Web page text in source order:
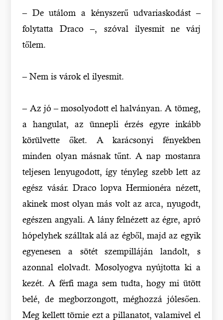
– De utálom a kényszerű udvariaskodást –
folytatta Draco –, szóval ilyesmit ne várj
tőlem.
– Nem is várok el ilyesmit.
– Az jó – mosolyodott el halványan. A tömeg,
a hangulat, az ünnepli érzés egyre inkább
körülvette őket. A karácsonyi fényekben
minden olyan másnak tűnt. A nap mostanra
teljesen lenyugodott, így tényleg szebb lett az
egész vásár. Draco lopva Hermionéra nézett,
akinek most olyan más volt az arca, nyugodt,
egészen angyali. A lány felnézett az égre, apró
hópelyhek szálltak alá az égből, majd az egyik
egyenesen a sötét szempilláján landolt, s
azonnal elolvadt. Mosolyogva nyújtotta ki a
kezét. A férfi maga sem tudta, hogy mi ütött
belé, de megborzongott, méghozzá jólesően.
Meg kellett törnie ezt a pillanatot, valamivel el